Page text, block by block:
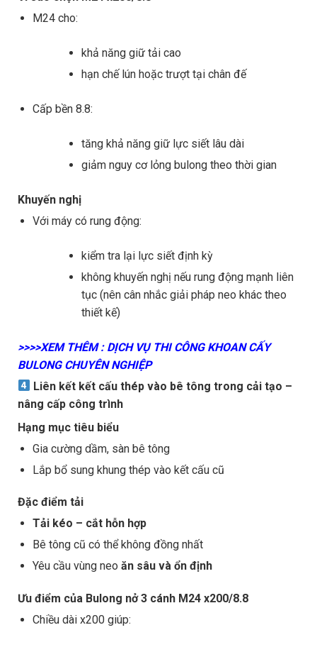
M24 cho:
khả năng giữ tải cao
hạn chế lún hoặc trượt tại chân đế
Cấp bền 8.8:
tăng khả năng giữ lực siết lâu dài
giảm nguy cơ lỏng bulong theo thời gian
Khuyến nghị
Với máy có rung động:
kiểm tra lại lực siết định kỳ
không khuyến nghị nếu rung động mạnh liên
tục (nên cân nhắc giải pháp neo khác theo
thiết kế)
>>>>XEM THÊM : DỊCH VỤ THI CÔNG KHOAN CẤY
BULONG CHUYÊN NGHIỆP
Liên kết kết cấu thép vào bê tông trong cải tạo –
nâng cấp công trình
Hạng mục tiêu biểu
Gia cường dầm, sàn bê tông
Lắp bổ sung khung thép vào kết cấu cũ
Đặc điểm tải
Tải kéo – cắt hỗn hợp
Bê tông cũ có thể không đồng nhất
Yêu cầu vùng neo ăn sâu và ổn định
Ưu điểm của Bulong nở 3 cánh M24 x200/8.8
Chiều dài x200 giúp: